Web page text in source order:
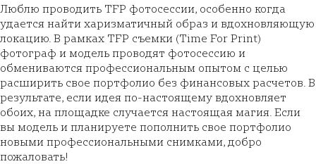
Люблю проводить TFP фотосессии, особенно когда
удается найти харизматичный образ и вдохновляющую
локацию. В рамках TFP съемки (Time For Print)
фотограф и модель проводят фотосессию и
обмениваются профессиональным опытом с целью
расширить свое портфолио без финансовых расчетов. В
результате, если идея по-настоящему вдохновляет
обоих, на площадке случается настоящая магия. Если
вы модель и планируете пополнить свое портфолио
новыми профессиональными снимками, добро
пожаловать!